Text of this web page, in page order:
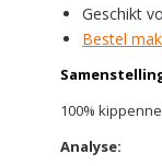
Geschikt
Bestel
100%
Analyse: